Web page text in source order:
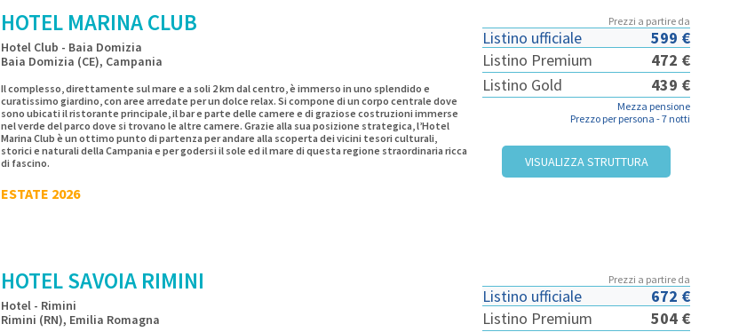
HOTEL MARINA CLUB
Hotel Club - Baia Domizia
Baia Domizia (CE), Campania
Il complesso, direttamente sul mare e a soli 2 km dal centro, è immerso in uno splendido e
curatissimo giardino, con aree arredate per un dolce relax. Si compone di un corpo centrale dove
sono ubicati il ristorante principale, il bar e parte delle camere e di graziose costruzioni immerse
nel verde del parco dove si trovano le altre camere. Grazie alla sua posizione strategica, l’Hotel
Marina Club è un ottimo punto di partenza per andare alla scoperta dei vicini tesori culturali,
storici e naturali della Campania e per godersi il sole ed il mare di questa regione straordinaria ricca
di fascino.
ESTATE 2026
Prezzi a partire da
Listino ufficiale
599 €
Listino Premium
472 €
Listino Gold
439 €
Mezza pensione
Prezzo per persona -7 notti
VISUALIZZA STRUTTURA
HOTEL SAVOIA RIMINI
Hotel - Rimini
Rimini (RN), Emilia Romagna
Prezzi a partire da
Listino ufficiale
672 €
Listino Premium
504 €